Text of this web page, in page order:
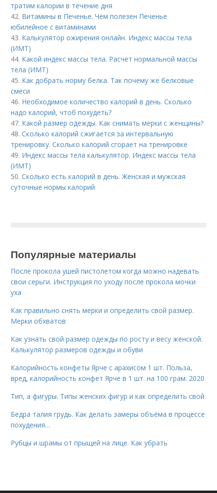
тратим калории в течение дня
42. Витамины в Печенье. Чем полезен Печенье
юбилейное с витаминами
43. Калькулятор ожирения онлайн. Индекс массы тела
(ИМТ)
44. Какой индекс массы тела. Расчет нормальной массы
тела (ИМТ)
45. Как добрать норму белка. Так почему же белковые
смеси
46. Необходимое количество калорий в день. Сколько
надо калорий, чтоб похудеть?
47. Какой размер одежды. Как снимать мерки с женщины?
48.Сколько калорий сжигается за интервальную
тренировку. Сколько калорий сгорает на тренировке
49. Индекс массы тела калькулятор. Индекс массы тела
(ИМТ)
50.Сколько есть калорий в день. Женская и мужская
суточные нормы калорий
Популярные материалы
После прокола ушей пистолетом когда можно надевать
свои серьги. Инструкция по уходу после прокола мочки
уха
Как правильно снять мерки и определить свой размер.
Мерки обхватов
Как узнать свой размер одежды по росту и весу женской.
Калькулятор размеров одежды и обуви
Калорийность конфеты Ярче с арахисом 1 шт. Польза,
вред, калорийность конфет Ярче в 1 шт. на 100 грам. 2020
Тип, а фигуры. Типы женских фигур и как определить свой
Бедра талия грудь. Как делать замеры объёма в процессе
похудения…
Рубцы и шрамы от прыщей на лице. Как убрать